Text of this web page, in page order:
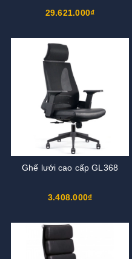
29.621.000₫
Ghế lưới cao cấp GL368
3.408.000₫